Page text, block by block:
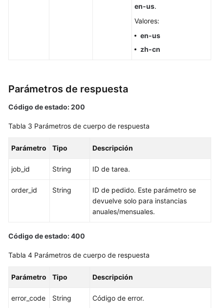
datos
Reinicio
datos
Eliminación/Cancelación
de
una
de
en-us.
Valores:
en-us
zh-cn
Parámetros de respuesta
Código de estado: 200
Tabla 3 Parámetros de cuerpo de respuesta
Parámetro Tipo Descripción
job_id String ID de tarea.
order_id String
ID de pedido. Este parámetro se
devuelve solo para instancias
anuales/mensuales.
Código de estado: 400
Tabla 4 Parámetros de cuerpo de respuesta
Parámetro Tipo Descripción
error_code String Código de error.